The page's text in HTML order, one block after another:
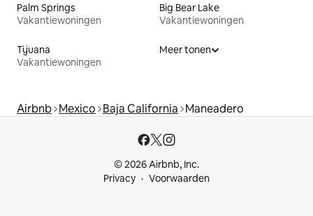
Palm Springs
Vakantiewoningen
Big Bear Lake
Vakantiewoningen
Tijuana
Vakantiewoningen
Meer tonen
Airbnb Mexico Baja California Maneadero
© 2026 Airbnb, Inc.
Privacy
Voorwaarden